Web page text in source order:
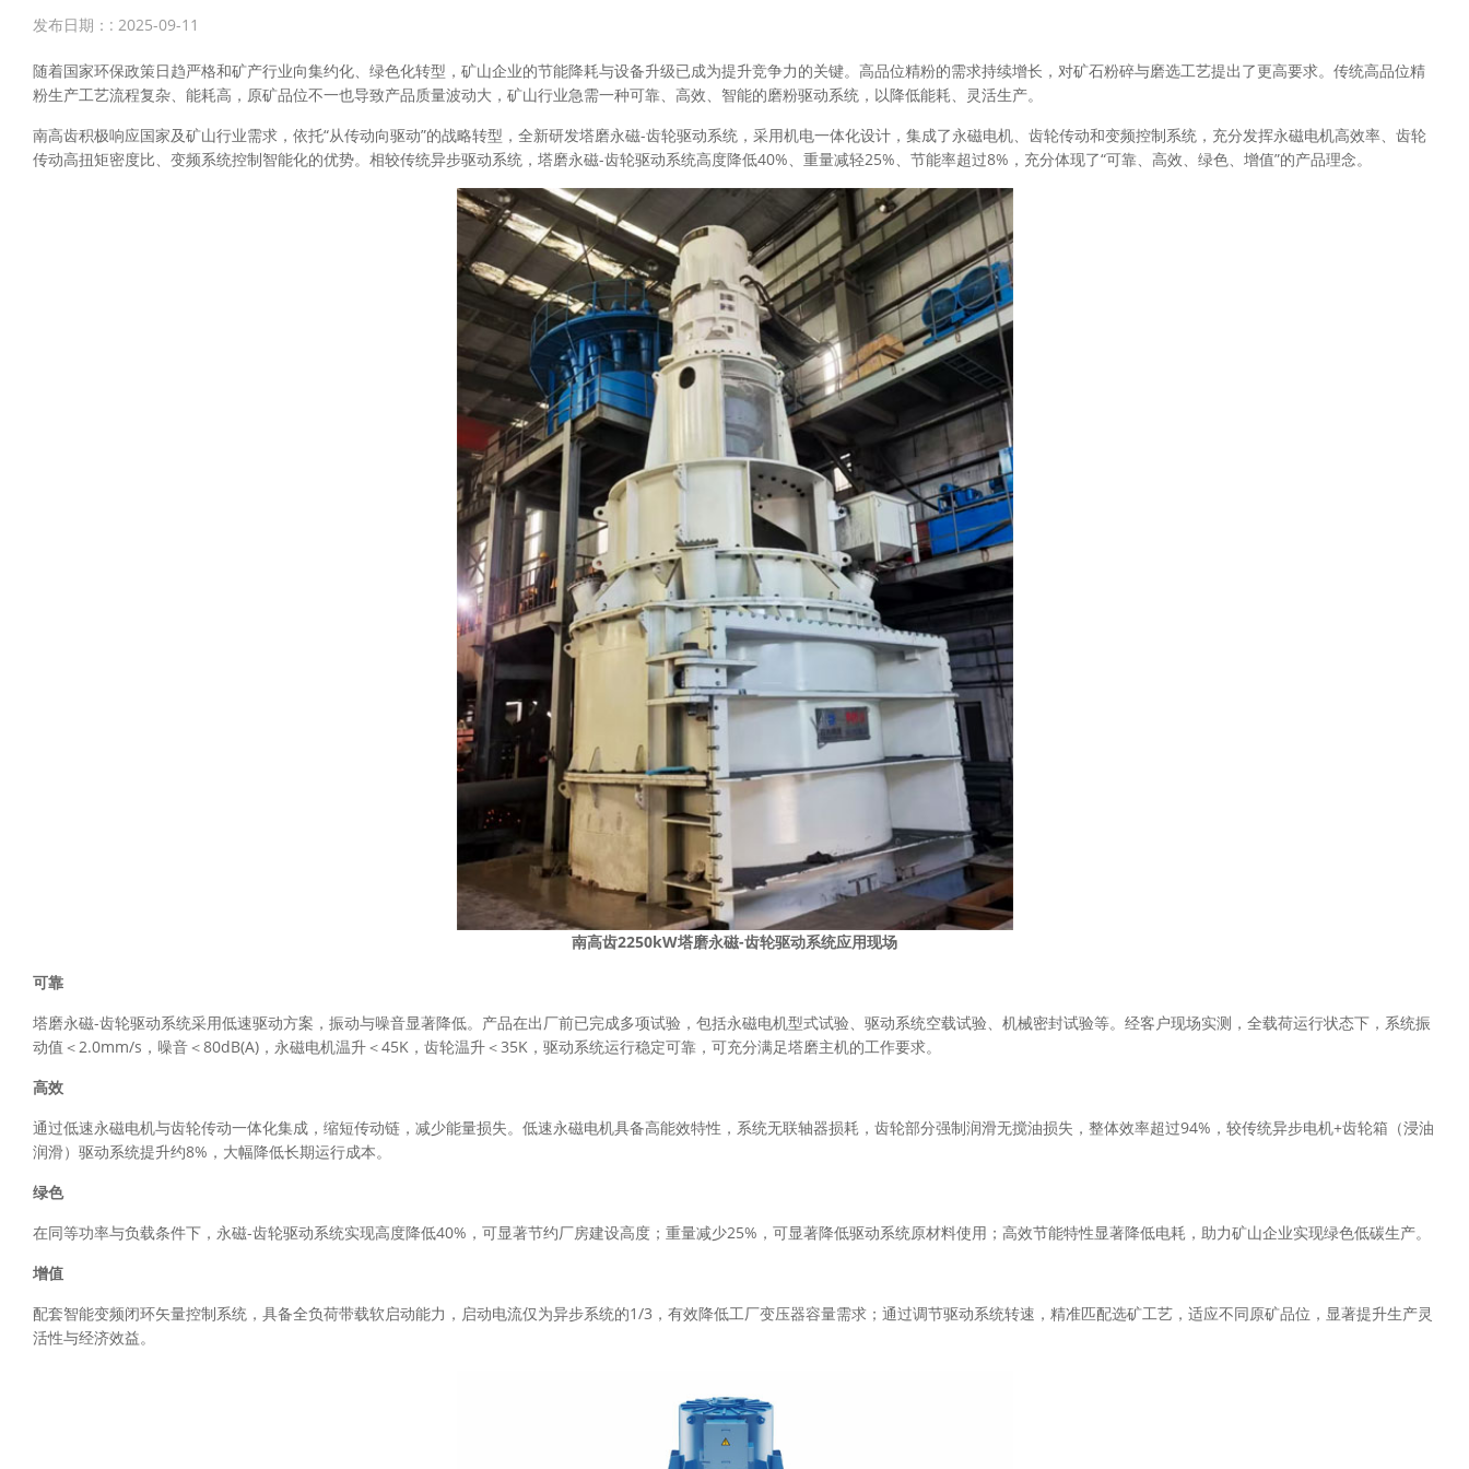
发布日期：: 2025-09-11
随着国家环保政策日趋严格和矿产行业向集约化、绿色化转型，矿山企业的节能降耗与设备升级已成为提升竞争力的关键。高品位精粉的需求持续增长，对矿石粉碎与磨选工艺提出了更高要求。传统高品位精
粉生产工艺流程复杂、能耗高，原矿品位不一也导致产品质量波动大，矿山行业急需一种可靠、高效、智能的磨粉驱动系统，以降低能耗、灵活生产。
南高齿积极响应国家及矿山行业需求，依托“从传动向驱动”的战略转型，全新研发塔磨永磁-齿轮驱动系统，采用机电一体化设计，集成了永磁电机、齿轮传动和变频控制系统，充分发挥永磁电机高效率、齿轮
传动高扭矩密度比、变频系统控制智能化的优势。相较传统异步驱动系统，塔磨永磁-齿轮驱动系统高度降低40%、重量减轻25%、节能率超过8%，充分体现了“可靠、高效、绿色、增值”的产品理念。
南高齿2250kW塔磨永磁-齿轮驱动系统应用现场
可靠
塔磨永磁-齿轮驱动系统采用低速驱动方案，振动与噪音显著降低。产品在出厂前已完成多项试验，包括永磁电机型式试验、驱动系统空载试验、机械密封试验等。经客户现场实测，全载荷运行状态下，系统振
动值＜2.0mm/s，噪音＜80dB(A)，永磁电机温升＜45K，齿轮温升＜35K，驱动系统运行稳定可靠，可充分满足塔磨主机的工作要求。
高效
通过低速永磁电机与齿轮传动一体化集成，缩短传动链，减少能量损失。低速永磁电机具备高能效特性，系统无联轴器损耗，齿轮部分强制润滑无搅油损失，整体效率超过94%，较传统异步电机+齿轮箱（浸油
润滑）驱动系统提升约8%，大幅降低长期运行成本。
绿色
在同等功率与负载条件下，永磁-齿轮驱动系统实现高度降低40%，可显著节约厂房建设高度；重量减少25%，可显著降低驱动系统原材料使用；高效节能特性显著降低电耗，助力矿山企业实现绿色低碳生产。
增值
配套智能变频闭环矢量控制系统，具备全负荷带载软启动能力，启动电流仅为异步系统的1/3，有效降低工厂变压器容量需求；通过调节驱动系统转速，精准匹配选矿工艺，适应不同原矿品位，显著提升生产灵
活性与经济效益。